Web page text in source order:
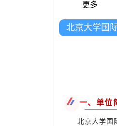
更多
北京大学国
一、单位
北京大学国